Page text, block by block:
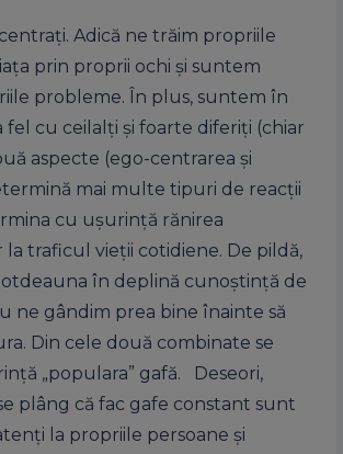
Adică ne trăim propriile
prin proprii ochi și suntem
probleme. În plus, suntem în
fel cu ceilalți și foarte diferiți (chiar
aspecte (ego-centrarea și
mai multe tipuri de reacții
cu ușurință rănirea
traficul vieții cotidiene. De pildă,
în deplină cunoștință de
ne gândim prea bine înainte să
Din cele două combinate se
„populara” gafă. Deseori,
plâng că fac gafe constant sunt
la propriile persoane și